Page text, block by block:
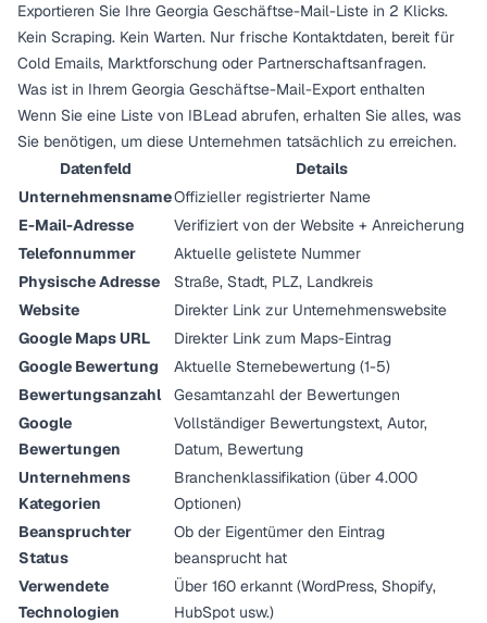
Exportieren Sie Ihre Georgia Geschäftse-Mail-Liste in 2 Klicks.
Kein Scraping. Kein Warten. Nur frische Kontaktdaten, bereit für
Cold Emails, Marktforschung oder Partnerschaftsanfragen.
Was ist in Ihrem Georgia Geschäftse-Mail-Export enthalten
Wenn Sie eine Liste von IBLead abrufen, erhalten Sie alles, was
Sie benötigen, um diese Unternehmen tatsächlich zu erreichen.
Datenfeld
Details
UnternehmensnameOffizieller registrierter Name
E-Mail-Adresse
Verifiziert von der Website + Anreicherung
Telefonnummer
Aktuelle gelistete Nummer
Physische Adresse
Straße, Stadt, PLZ, Landkreis
Website
Direkter Link zur Unternehmenswebsite
Google Maps URL
Direkter Link zum Maps-Eintrag
Google Bewertung
Aktuelle Sternebewertung (1-5)
Bewertungsanzahl
Gesamtanzahl der Bewertungen
Google
Bewertungen
Vollständiger Bewertungstext, Autor,
Datum, Bewertung
Unternehmens
Kategorien
Branchenklassifikation (über 4.000
Optionen)
Beanspruchter
Status
Ob der Eigentümer den Eintrag
beansprucht hat
Verwendete
Technologien
Über 160 erkannt (WordPress, Shopify,
HubSpot usw.)